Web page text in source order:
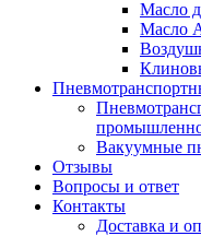
Масло
Масло
Вакуумные
Отзывы
Вопросы и ответ
Контакты
Доставка и